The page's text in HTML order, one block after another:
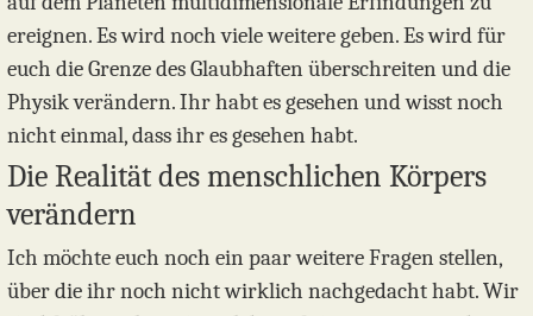
ereignen. Es wird noch viele weitere geben. Es wird für
euch die Grenze des Glaubhaften überschreiten und die
Physik verändern. Ihr habt es gesehen und wisst noch
nicht einmal, dass ihr es gesehen habt.
Die Realität des menschlichen Körpers
verändern
Ich möchte euch noch ein paar weitere Fragen stellen,
über die ihr noch nicht wirklich nachgedacht habt. Wir